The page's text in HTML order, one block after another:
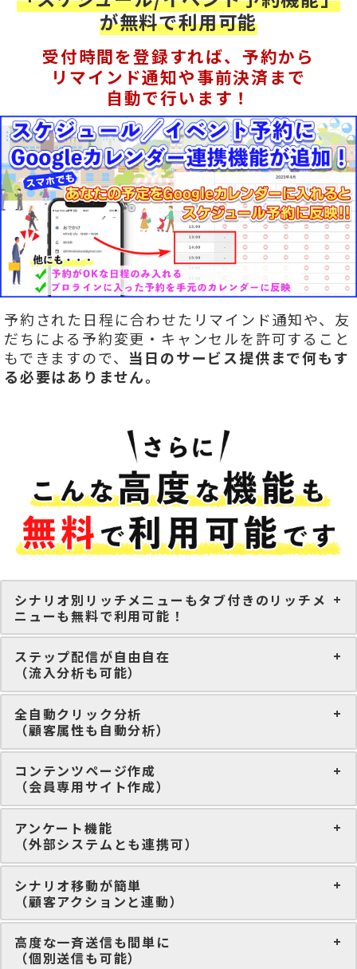
が無料で利用可能
受付時間を登録すれば、予約から
リマインド通知や事前決済まで
自動で行います！
予約された日程に合わせたリマインド通知や、友
だちによる予約変更・キャンセルを許可すること
もできますので、 当日のサービス提供まで何もす
る必要はありません。
シナリオ別リッチメニューもタブ付きのリッチメ
ニューも無料で利用可能！
ステップ配信が自由自在
（流入分析も可能）
全自動クリック分析
（顧客属性も自動分析）
コンテンツページ作成
（会員専用サイト作成）
アンケート機能
（外部システムとも連携可）
シナリオ移動が簡単
（顧客アクションと連動）
高度な一斉送信も間単に
（個別送信も可能）